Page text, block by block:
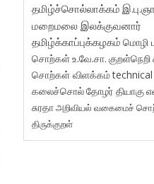
தமிழ்ச்சொல்லாக்கம்
மறைமலை இலக்குவனார்
தமிழ்க்காப்புக்கழகம் மொழி
சொற்கள்உ.வே.சா. குறள்நெறி
சொற்கள் விளக்கம்
கலைச்சொல்தோழர் தியாகு
சுரதாஅறிவியல் வகைமைச்
திருக்குறள்